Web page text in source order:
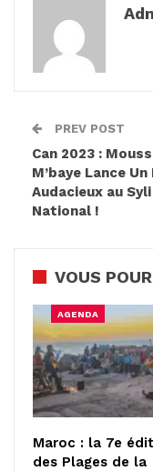
PREV POST
Can 2023 :
M’baye Lance Un
Audacieux au Syli
National !
VOUS
AGENDA
Maroc : la 7e
des Plages de la